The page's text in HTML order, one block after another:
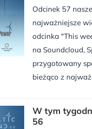
Odcinek 57
najważniejsze
odcinka "This
na Soundcloud,
przygotowany
bieżąco z
W tym
56